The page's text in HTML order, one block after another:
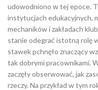
udowodniono w tej epoce.
instytucjach edukacyjnych,
mechaników i zakładach
stanie odegrać istotną rolę
stawek pchnęło znaczący
tak dobrymi pracownikami.
zaczęły obserwować, jak
rzeczy. Na przykład w tym